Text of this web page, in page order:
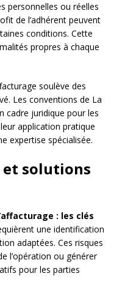
personnelles ou réelles
de l’adhérent peuvent
conditions. Cette
propres à chaque
soulève des
Les conventions de La
cadre juridique pour les
application pratique
expertise spécialisée.
et solutions
affacturage : les clés
une identification
adaptées. Ces risques
l’opération ou générer
pour les parties